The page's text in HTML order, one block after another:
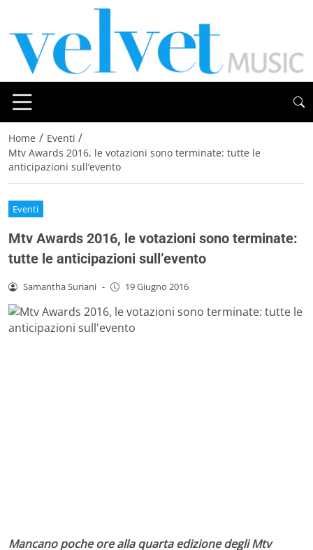
Home / Eventi /
Mtv Awards 2016, le votazioni sono terminate: tutte le
anticipazioni sull’evento
Eventi
Mtv Awards 2016, le votazioni sono terminate:
tutte le anticipazioni sull’evento
Samantha Suriani - 19 Giugno 2016
Mancano poche ore alla quarta edizione degli Mtv